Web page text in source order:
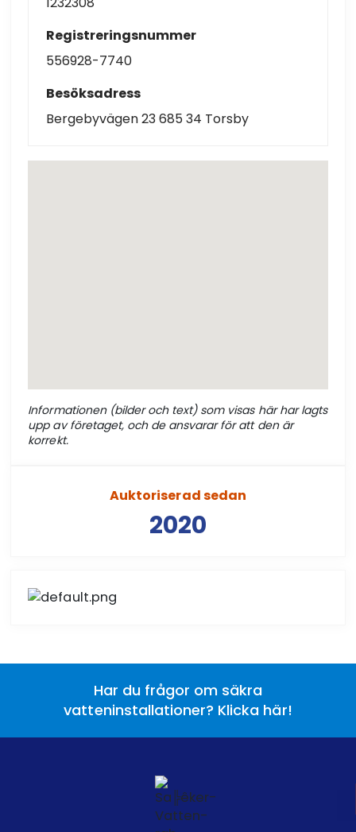
Registreringsnummer
556928-7740
Besöksadress
Bergebyvägen 23 685 34 Torsby
Informationen (bilder och text) som visas här har lagts
upp av företaget, och de ansvarar för att den är
korrekt.
Auktoriserad sedan
2020
Har du frågor om säkra
vatteninstallationer? Klicka här!